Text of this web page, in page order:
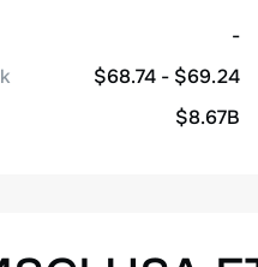
-
$68.74 - $69.24
$8.67B